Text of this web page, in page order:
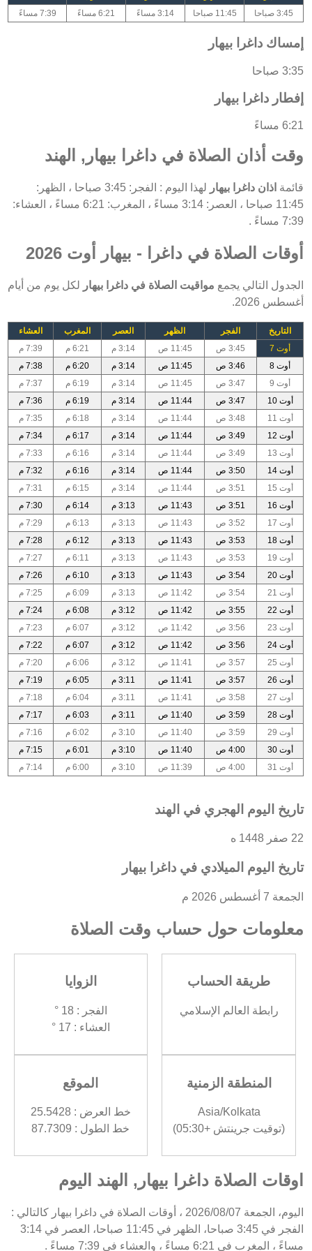
3:45 صباحا
11:45 صباحا 3:14 مساءً 6:21 مساءً 7:39 مساءً
إمساك داغرا بيهار
3:35 صباحا
إفطار داغرا بيهار
6:21 مساءً
وقت أذان الصلاة في داغرا بيهار, الهند
قائمة اذان داغرا بيهار
لهذا اليوم : الفجر: 3:45 صباحا ، الظهر:
11:45 صباحا ، العصر: 3:14 مساءً ، المغرب: 6:21 مساءً ، العشاء:
7:39 مساءً .
أوقات الصلاة في داغرا - بيهار أوت 2026
الجدول التالي يجمع مواقيت الصلاة في داغرا بيهار لكل يوم من أيام
أغسطس 2026.
التاريخ الفجر الظهر العصر المغرب
العشاء
أوت 7
3:45 ص 11:45 ص 3:14 م 6:21 م
7:39 م
أوت 8
3:46 ص 11:45 ص 3:14 م 6:20 م
7:38 م
أوت 9
3:47 ص 11:45 ص 3:14 م 6:19 م
7:37 م
أوت 10
3:47 ص 11:44 ص 3:14 م 6:19 م
7:36 م
أوت 11
3:48 ص 11:44 ص 3:14 م 6:18 م
7:35 م
أوت 12
3:49 ص 11:44 ص 3:14 م 6:17 م
7:34 م
أوت 13
3:49 ص 11:44 ص 3:14 م 6:16 م
7:33 م
أوت 14
3:50 ص 11:44 ص 3:14 م 6:16 م
7:32 م
أوت 15
3:51 ص 11:44 ص 3:14 م 6:15 م
7:31 م
أوت 16
3:51 ص 11:43 ص 3:13 م 6:14 م
7:30 م
أوت 17
3:52 ص 11:43 ص 3:13 م 6:13 م
7:29 م
أوت 18
3:53 ص 11:43 ص 3:13 م 6:12 م
7:28 م
أوت 19
3:53 ص 11:43 ص 3:13 م 6:11 م
7:27 م
أوت 20
3:54 ص 11:43 ص 3:13 م 6:10 م
7:26 م
أوت 21
3:54 ص 11:42 ص 3:13 م 6:09 م
7:25 م
أوت 22
3:55 ص 11:42 ص 3:12 م 6:08 م
7:24 م
أوت 23
3:56 ص 11:42 ص 3:12 م 6:07 م
7:23 م
أوت 24
3:56 ص 11:42 ص 3:12 م 6:07 م
7:22 م
أوت 25
3:57 ص 11:41 ص 3:12 م 6:06 م
7:20 م
أوت 26
3:57 ص 11:41 ص 3:11 م 6:05 م
7:19 م
أوت 27
3:58 ص 11:41 ص 3:11 م 6:04 م
7:18 م
أوت 28
3:59 ص 11:40 ص 3:11 م 6:03 م
7:17 م
أوت 29
3:59 ص 11:40 ص 3:10 م 6:02 م
7:16 م
أوت 30
4:00 ص 11:40 ص 3:10 م 6:01 م
7:15 م
أوت 31
4:00 ص 11:39 ص 3:10 م 6:00 م 7:14 م
تاريخ اليوم الهجري في الهند
22 صفر 1448 ه
تاريخ اليوم الميلادي في داغرا بيهار
الجمعة 7 أغسطس 2026 م
معلومات حول حساب وقت الصلاة
طريقة الحساب
رابطة العالم الإسلامي
الزوايا
الفجر : 18 °
العشاء : 17 °
المنطقة الزمنية
Asia/Kolkata
(توقيت جرينتش +05:30)
الموقع
خط العرض : 25.5428
خط الطول : 87.7309
اوقات الصلاة داغرا بيهار, الهند اليوم
اليوم، الجمعة 2026/08/07 ، أوقات الصلاة في داغرا بيهار كالتالي :
الفجر في 3:45 صباحا، الظهر في 11:45 صباحا، العصر في 3:14
مساءً ، المغرب في 6:21 مساءً ، والعشاء في 7:39 مساءً .